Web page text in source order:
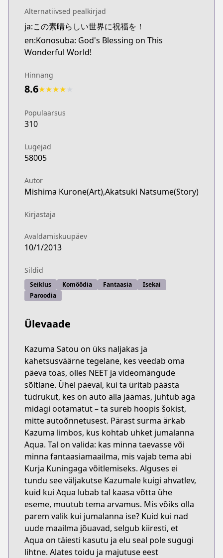
Alternatiivsed pealkirjad
ja:この素晴らしい世界に祝福を！
en:Konosuba: God's Blessing on This
Wonderful World!
Hinnang
8.6★★★★
Populaarsus
310
Lugejad
58005
Autor
Mishima Kurone(Art),Akatsuki Natsume(Story)
Kirjastaja
Avaldamiskuupäev
10/1/2013
Sildid
Seiklus Komöödia Fantaasia
Isekai
Paroodia
Ülevaade
Kazuma Satou on üks naljakas ja
kahetsusväärne tegelane, kes veedab oma
päeva toas, olles NEET ja videomängude
sõltlane. Ühel päeval, kui ta üritab päästa
tüdrukut, kes on auto alla jäämas, juhtub aga
midagi ootamatut – ta sureb hoopis šokist,
mitte autoõnnetusest. Pärast surma ärkab
Kazuma limbos, kus kohtab uhket jumalanna
Aqua. Tal on valida: kas minna taevasse või
minna fantaasiamaailma, mis vajab tema abi
Kurja Kuningaga võitlemiseks. Alguses ei
tundu see väljakutse Kazumale kuigi ahvatlev,
kuid kui Aqua lubab tal kaasa võtta ühe
eseme, muutub tema arvamus. Mis võiks olla
parem valik kui jumalanna ise? Kuid kui nad
uude maailma jõuavad, selgub kiiresti, et
Aqua on täiesti kasutu ja elu seal pole sugugi
lihtne. Alates toidu ja majutuse eest